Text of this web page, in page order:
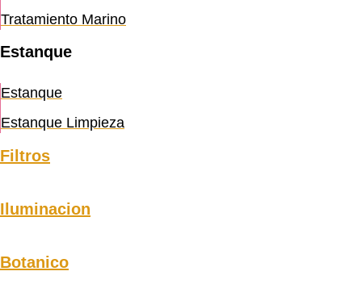
Tratamiento Marino
Estanque
Estanque
Estanque Limpieza
Filtros
Iluminacion
Botanico